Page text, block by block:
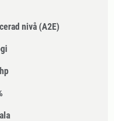
nivå (A2E)